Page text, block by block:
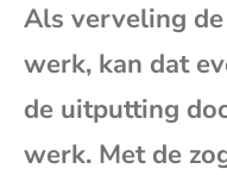
Als verveling
werk, kan dat
de uitputting
werk. Met de